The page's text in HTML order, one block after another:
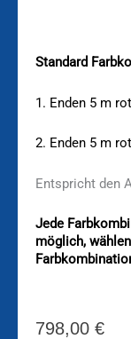
Standard
1. Enden 5 m
2. Enden 5 m
Entspricht den
Jede
möglich,
798,00 €